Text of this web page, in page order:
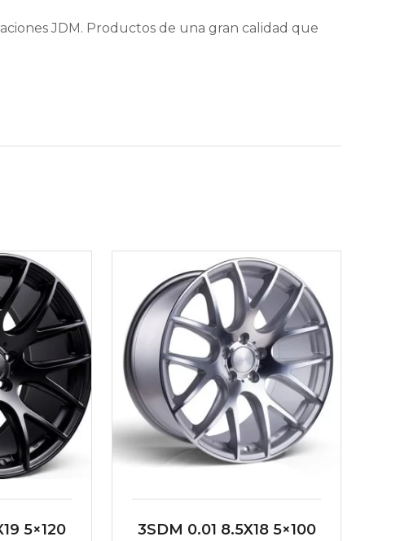
JDM. Productos de una gran calidad que
5×120
3SDM 0.01 8.5X18 5×100